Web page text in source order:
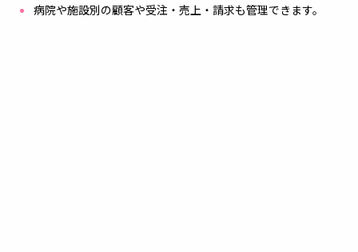
病院や施設別の顧客や受注・売上・請求も管理できます。